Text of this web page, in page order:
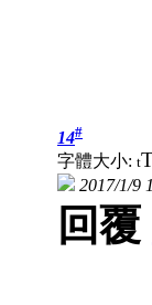
14#
字體大小: t
2017/1/9
回覆